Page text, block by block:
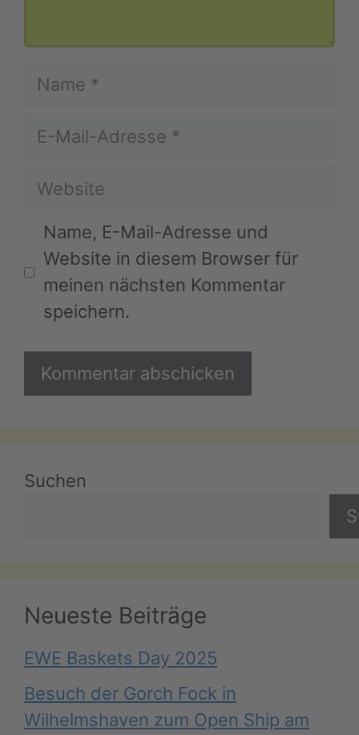
Name
E-
Adresse
Website
Name, E-Mail-Adresse und
Website in diesem Browser für
meinen nächsten Kommentar
speichern.
Suchen
Neueste Beiträge
EWE Baskets Day 2025
Besuch der Gorch Fock in
Wilhelmshaven zum Open Ship am